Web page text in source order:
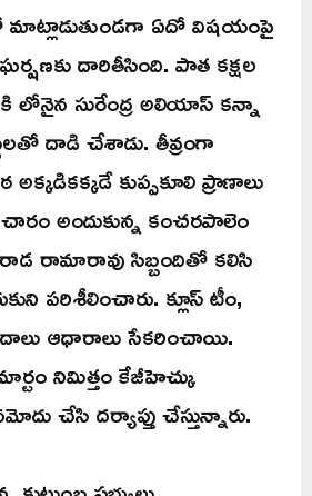
మాట్లాడుతుండగా ఏదో విషయంపై
దారితీసింది. పాత కక్షల
లోనైన సురేంద్ర అలియాస్ కన్నా
దాడి చేశాడు. తీవ్రంగా
కుప్పకూలి ప్రాణాలు
అందుకున్న కంచరపాలెం
రామారావు సిబ్బందితో కలిసి
పరిశీలించారు. క్లూస్ టీం,
ఆధారాలు సేకరించాయి.
నిమిత్తం కేజీహెచ్కు
చేసి దర్యాప్తు చేస్తున్నారు.